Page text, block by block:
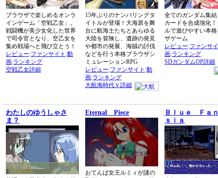
ブラウザで楽しめるオンラ
インゲーム「空戦乙女」。
戦闘機が美少女化した世界
で司令官となり、空乙女を
集め戦場へと飛び立とう！
レビュー:ファンサイト :動
画:ランキング
空戦乙女詳細
15年ぶりのナンバリングタ
イトルが登場！大海原を舞
台に航海士たちとあらゆる
大陸を冒険し、遺跡の発見
や都市の発展、海賊の討伐
などを行う本格ブラウザシ
ミュレーションRPG
レビュー:ファンサイト :動
画:ランキング
大航海時代Ｖ詳細
全てのガンダム集
カードを合成強化
ルで遊びやすい本
ザゲーム
レビュー:ファンサ
画:ランキング
SDガンダムOP詳細
わたしのゆうしゃさ
ま？
Eternal Piece
おてんば女王ルミィが謎の
Ｂｌｕｅ Ｆａ
ｓｉａ